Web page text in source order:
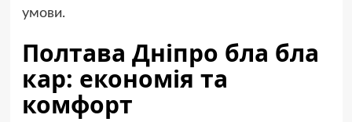
умови.
Полтава Дніпро бла бла
кар: економія та
комфорт